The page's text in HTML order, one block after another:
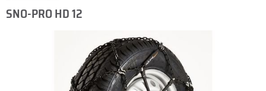
SNO-PRO HD 12